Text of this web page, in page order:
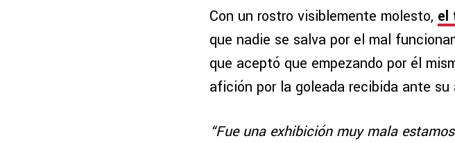
Con un rostro visiblemente molesto, el
que nadie se salva por el mal
que aceptó que empezando por él
afición por la goleada recibida ante su
“Fue una exhibición muy mala